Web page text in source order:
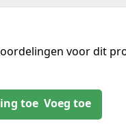
voor dit
Voeg toe